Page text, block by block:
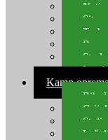
Sito,
Kamp